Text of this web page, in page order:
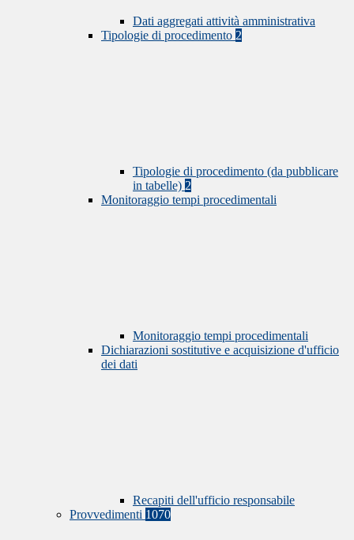
Dati aggregati attività amministrativa
Tipologie di procedimento 2
Tipologie di procedimento (da pubblicare
in tabelle) 2
Monitoraggio tempi procedimentali
Monitoraggio tempi procedimentali
Dichiarazioni sostitutive e acquisizione d'ufficio
dei dati
Recapiti dell'ufficio responsabile
Provvedimenti 1070